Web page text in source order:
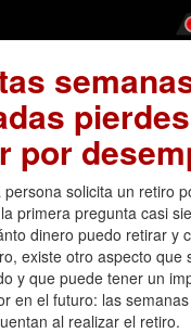
por
persona solicita un retiro
primera pregunta casi
dinero puedo retirar y
existe otro aspecto que
y que puede tener un
en el futuro: las
al realizar el retiro.